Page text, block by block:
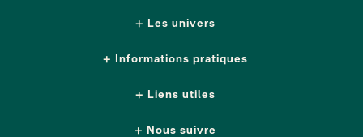
Les univers
Informations pratiques
Liens utiles
Nous suivre